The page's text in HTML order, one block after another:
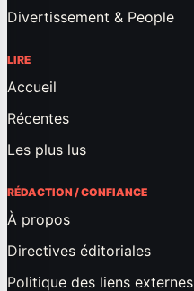
Divertissement & People
LIRE
Accueil
Récentes
Les plus lus
RÉDACTION / CONFIANCE
À propos
Directives éditoriales
Politique des liens externes